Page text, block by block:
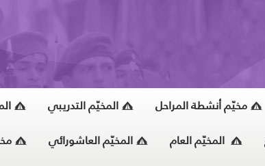
مخيّم أنشطة المراحل المخيّم التدريبي
المخيّم العام المخيّم العاشورائي